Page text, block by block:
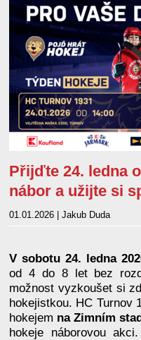
Přijďte 24. ledna
nábor a užijte si
01.01.2026 | Jakub Duda
V sobotu 24. ledna
od 4 do 8 let bez
možnost vyzkoušet si
hokejistkou. HC Turnov
hokejem na Zimním
hokeje náborovou